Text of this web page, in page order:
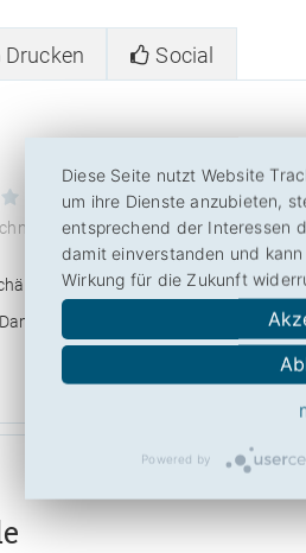
4,00aus 10)
So helfen Sie anderen
hierfür!
Drucken Social
Diese Seite nutzt Website
um ihre Dienste anzubieten,
entsprechend der Interessen
damit einverstanden und
Wirkung für die Zukunft
Powered by